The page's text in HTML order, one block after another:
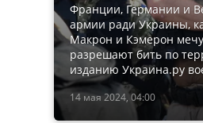
14 мая 2024, 04:00
Франции, Германии и
армии ради Украины,
Макрон и Кэмерон
разрешают бить по
изданию Украина.ру